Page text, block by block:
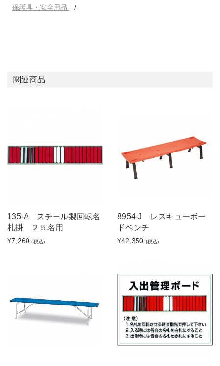
保護具・安全用品
関連商品
135-A スチール製回転名
札掛 ２５名用
¥7,260 (税込)
8954-J レスキューボー
ドベンチ
¥42,350 (税込)